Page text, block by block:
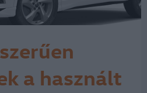
a használt